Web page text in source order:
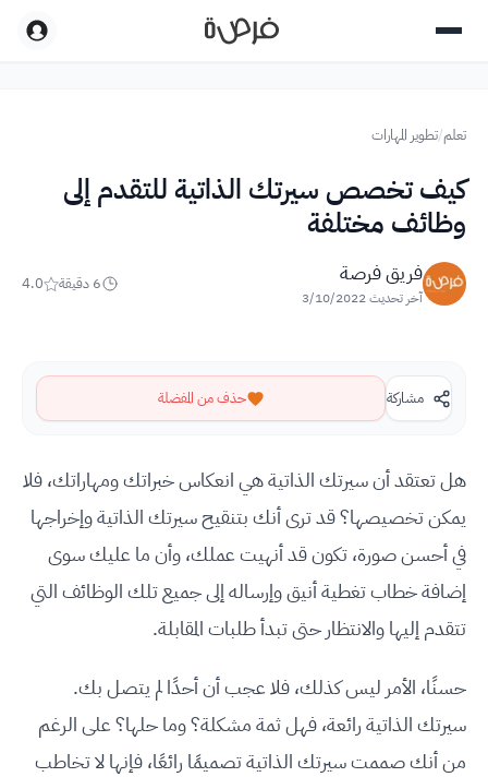
تعلم/تطوير المهارات
كيف تخصص سيرتك الذاتية للتقدم إلى
وظائف مختلفة
فريق فرصة
آخر تحديث3/10/2022
6 دقيقة 4.0
مشاركة حذف من المفضلة
هل تعتقد أن سيرتك الذاتية هي انعكاس خبراتك ومهاراتك، فلا
يمكن تخصيصها؟ قد ترى أنك بتنقيح سيرتك الذاتية وإخراجها
في أحسن صورة، تكون قد أنهيت عملك، وأن ما عليك سوى
إضافة خطاب تغطية أنيق وإرساله إلى جميع تلك الوظائف التي
تتقدم إليها والانتظار حتى تبدأ طلبات المقابلة.
حسنًا، الأمر ليس كذلك، فلا عجب أن أحدًا لم يتصل بك.
سيرتك الذاتية رائعة، فهل ثمة مشكلة؟ وما حلها؟ على الرغم
من أنك صممت سيرتك الذاتية تصميمًا رائعًا، فإنها لا تخاطب